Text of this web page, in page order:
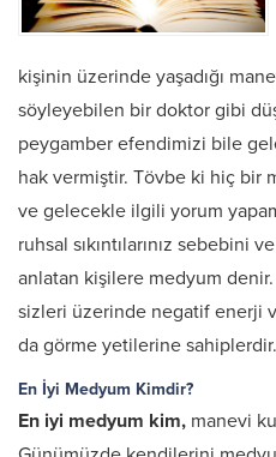
kişinin üzerinde yaşadığı
söyleyebilen bir doktor gibi
peygamber efendimizi bile
hak vermiştir. Tövbe ki hiç bir
ve gelecekle ilgili yorum
ruhsal sıkıntılarınız sebebini
anlatan kişilere medyum
sizleri üzerinde negatif enerji
da görme yetilerine sahiplerdir.
En İyi Medyum Kimdir?
En iyi medyum kim, manevi